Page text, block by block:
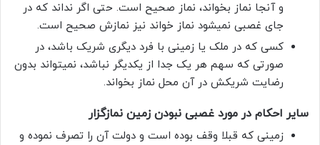
و آنجا نماز بخواند، نماز صحیح است. حتی اگر نداند که در
جای غصبی نمیشود نماز خواند نیز نمازش صحیح است.
کسی که در ملک یا زمینی با فرد دیگری شریک باشد، در
صورتی که سهم هر یک جدا از یکدیگر نباشد، نمیتواند بدون
رضایت شریکش در آن محل نماز بخواند.
سایر احکام در مورد غصبی نبودن زمین نمازگزار
زمینی که قبلا وقف بوده است و دولت آن را تصرف نموده و